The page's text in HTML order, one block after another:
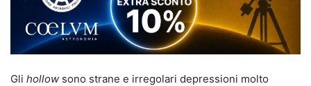
Gli hollow sono strane e irregolari depressioni molto